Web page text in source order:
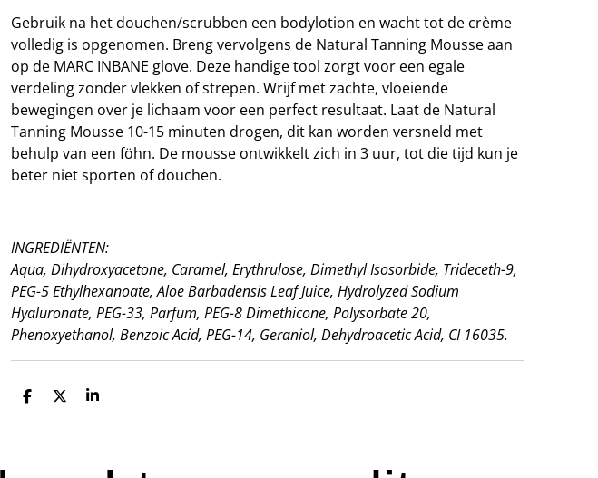
Gebruik na het douchen/scrubben een bodylotion en wacht tot de crème
volledig is opgenomen. Breng vervolgens de Natural Tanning Mousse aan
op de MARC INBANE glove. Deze handige tool zorgt voor een egale
verdeling zonder vlekken of strepen. Wrijf met zachte, vloeiende
bewegingen over je lichaam voor een perfect resultaat. Laat de Natural
Tanning Mousse 10-15 minuten drogen, dit kan worden versneld met
behulp van een föhn. De mousse ontwikkelt zich in 3 uur, tot die tijd kun je
beter niet sporten of douchen.
INGREDIËNTEN:
Aqua, Dihydroxyacetone, Caramel, Erythrulose, Dimethyl Isosorbide, Trideceth-9,
PEG-5 Ethylhexanoate, Aloe Barbadensis Leaf Juice, Hydrolyzed Sodium
Hyaluronate, PEG-33, Parfum, PEG-8 Dimethicone, Polysorbate 20,
Phenoxyethanol, Benzoic Acid, PEG-14, Geraniol, Dehydroacetic Acid, CI 16035.
D
D
S